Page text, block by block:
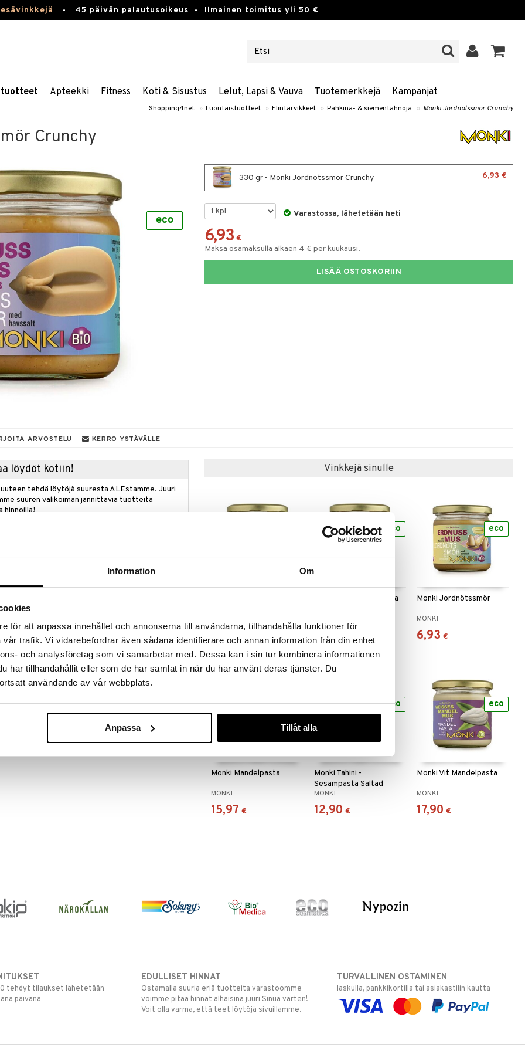
Information Om
för att anpassa innehållet och annonserna till användarna, tillhandahålla funktioner för
trafik. Vi vidarebefordrar även sådana identifierare och annan information från din enhet
och analysföretag som vi samarbetar med. Dessa kan i sin tur kombinera informationen
har tillhandahållit eller som de har samlat in när du har använt deras tjänster. Du
användande av vår webbplats.
Anpassa Tillåt alla
- 45 päivän palautusoikeus - Ilmainen toimitus yli 50 €
Apteekki Fitness Koti & Sisustus Lelut, Lapsi & Vauva Tuotemerkkejä Kampanjat
Shopping4net » Luontaistuotteet » Elintarvikkeet » Pähkinä- & siementahnoja » Monki Jordnötssmör Crunchy
Crunchy
eco
330 gr - Monki Jordnötssmör Crunchy 6,93 €
Varastossa, lähetetään heti
6,93 €
Maksa osamaksulla alkaen 4 € per kuukausi.
LISÄÄ OSTOSKORIIN
ARVOSTELU KERRO YSTÄVÄLLE
löydöt kotiin!
tehdä löytöjä suuresta ALEstamme. Juuri
suuren valikoiman jännittäviä tuotteita
hinnoilla!
kontrolloiduilta ekologisilta viljelmiltä,
käyttää leivonnassa, levitteenä, smoothieissa ja
merisuolaa. Saattaa sisältää pieniä määriä
ja maapähkinöitä.
Vinkkejä sinulle
13,96 €
Monki Hasselnötspasta
16,97 €
eco
Monki Jordnötssmör
MONKI
6,93 €
eco
Monki Mandelpasta
MONKI
15,97 €
eco
Monki Tahini -
Sesampasta Saltad
MONKI
12,90 €
eco
Monki Vit Mandelpasta
MONKI
17,90 €
eco
tehdyt tilaukset lähetetään
päivänä
EDULLISET HINNAT
Ostamalla suuria eriä tuotteita varastoomme
voimme pitää hinnat alhaisina juuri Sinua varten!
Voit olla varma, että teet löytöjä sivuillamme.
TURVALLINEN OSTAMINEN
laskulla, pankkikortilla tai asiakastilin kautta